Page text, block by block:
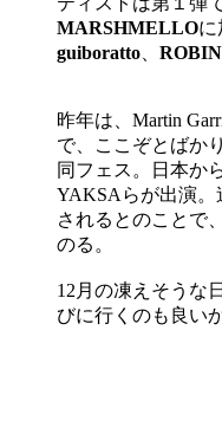
MARSHMELLOに
guiboratto
昨年は、Martin
で、ここぞとばか
同フェス。日本か
YAKSAらが出演。
されるとのことで
のる。
12月の凍えそうな
びに行くのも良い